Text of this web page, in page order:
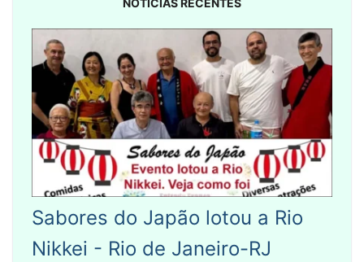
Sabores do Japão lotou a Rio
Nikkei - Rio de Janeiro-RJ